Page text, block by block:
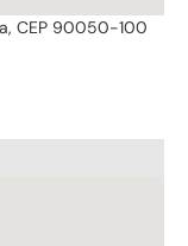
CEP 90050-100